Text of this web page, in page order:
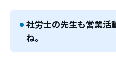
社労士の先生も営業活
ね。